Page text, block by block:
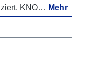
KNO… Mehr